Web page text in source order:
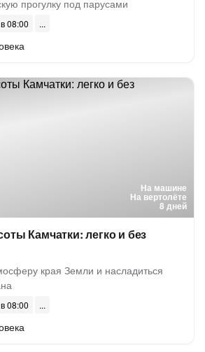
прогулку под парусами
08:00
На машине
На вертолёте
8 дней
Камчатки: легко и без
края Земли и насладиться
08:00